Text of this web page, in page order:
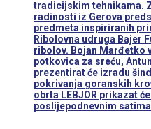
tradicijskim tehnikama.
radinosti iz Gerova
predmeta inspiriranih
Ribolovna udruga Bajer
ribolov. Bojan Marđetko
potkovica za sreću,
prezentirat će izradu
pokrivanja goranskih
obrta LEBJOR prikazat
poslijepodnevnim